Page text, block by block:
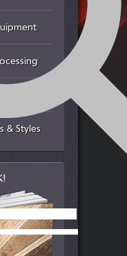
& Printing
& Styles